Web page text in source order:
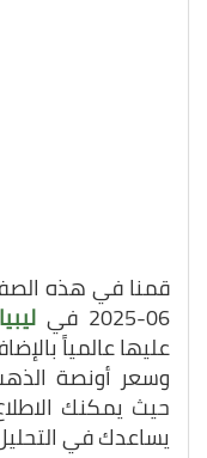
06-2025 في ليبيا
عليها عالمياً
وسعر أونصة
حيث يمكنك
يساعدك في